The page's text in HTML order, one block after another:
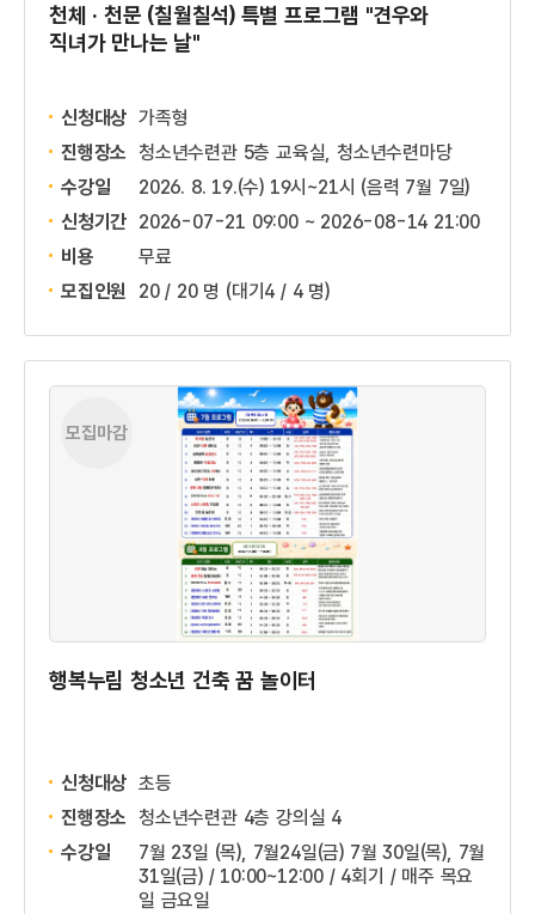
천체 · 천문 (칠월칠석) 특별 프로그램 "견우와
직녀가 만나는 날"
신청대상 가족형
진행장소 청소년수련관 5층 교육실, 청소년수련마당
수강일
2026. 8. 19.(수) 19시~21시 (음력 7월 7일)
신청기간 2026-07-21 09:00 ~ 2026-08-14 21:00
비용
무료
모집인원
20 / 20 명 (대기4 / 4 명)
모집마감
행복누림 청소년 건축 꿈 놀이터
신청대상 초등
진행장소 청소년수련관 4층 강의실 4
수강일
7월 23일 (목), 7월24일(금) 7월 30일(목), 7월
31일(금) / 10:00~12:00 / 4회기 / 매주 목요
일 금요일